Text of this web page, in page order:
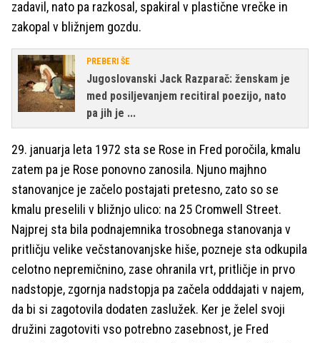
zadavil, nato pa razkosal, spakiral v plastične vrečke in
zakopal v bližnjem gozdu.
PREBERI ŠE
Jugoslovanski Jack Razparač: ženskam je
med posiljevanjem recitiral poezijo, nato
pa jih je ...
29. januarja leta 1972 sta se Rose in Fred poročila, kmalu
zatem pa je Rose ponovno zanosila. Njuno majhno
stanovanjce je začelo postajati pretesno, zato so se
kmalu preselili v bližnjo ulico: na 25 Cromwell Street.
Najprej sta bila podnajemnika trosobnega stanovanja v
pritličju velike večstanovanjske hiše, pozneje sta odkupila
celotno nepremičnino, zase ohranila vrt, pritličje in prvo
nadstopje, zgornja nadstopja pa začela odddajati v najem,
da bi si zagotovila dodaten zaslužek. Ker je želel svoji
družini zagotoviti vso potrebno zasebnost, je Fred